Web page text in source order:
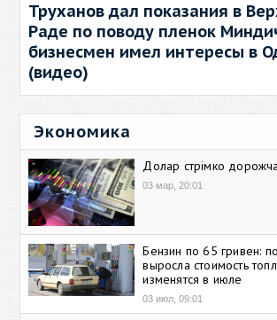
Труханов дал показания в
Раде по поводу пленок
бизнесмен имел интересы в
(видео)
Экономика
Долар стрімко
03 мар, 20:01
Бензин по 65 гривен:
выросла стоимость
изменятся в июле
03 июл, 09:01